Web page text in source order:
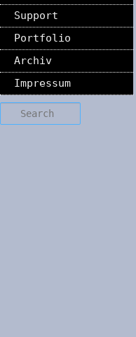
Support
Portfolio
Archiv
Impressum
Search